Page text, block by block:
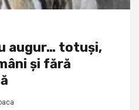
augur… totuși,
și fără